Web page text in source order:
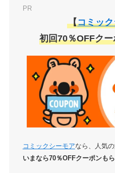
PR
【コミッ
初回70％OFFク
コミックシーモアなら、人気
いまなら70％OFFクーポンもら